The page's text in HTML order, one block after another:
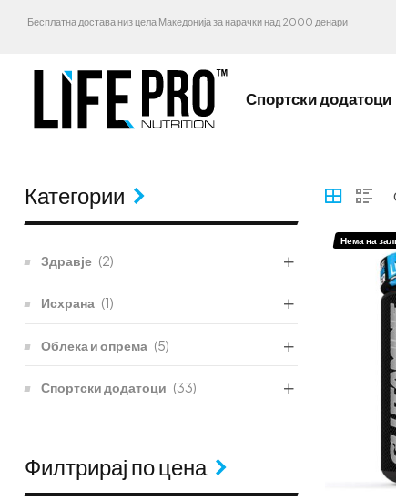
Бесплатна достава низ цела Македонија за нарачки над 2000 денари
Спортски додатоци
Нема на
Категории
Здравје (2)
Исхрана (1)
Облека и опрема (5)
Спортски додатоци (33)
Филтрирај по цена